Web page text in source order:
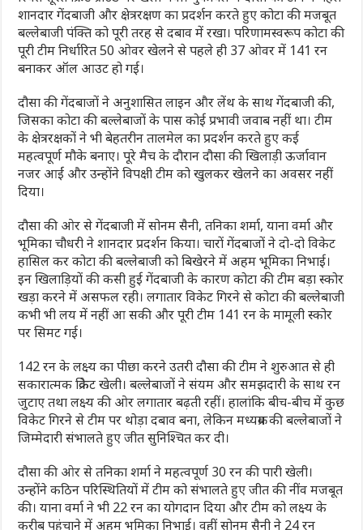
शानदार गेंदबाजी और क्षेत्ररक्षण का प्रदर्शन करते हुए कोटा की मजबूत
बल्लेबाजी पंक्ति को पूरी तरह से दबाव में रखा। परिणामस्वरूप कोटा की
पूरी टीम निर्धारित 50 ओवर खेलने से पहले ही 37 ओवर में 141 रन
बनाकर ऑल आउट हो गई।
दौसा की गेंदबाजों ने अनुशासित लाइन और लेंथ के साथ गेंदबाजी की,
जिसका कोटा की बल्लेबाजों के पास कोई प्रभावी जवाब नहीं था। टीम
के क्षेत्ररक्षकों ने भी बेहतरीन तालमेल का प्रदर्शन करते हुए कई
महत्वपूर्ण मौके बनाए। पूरे मैच के दौरान दौसा की खिलाड़ी ऊर्जावान
नजर आईं और उन्होंने विपक्षी टीम को खुलकर खेलने का अवसर नहीं
दिया।
दौसा की ओर से गेंदबाजी में सोनम सैनी, तनिका शर्मा, याना वर्मा और
भूमिका चौधरी ने शानदार प्रदर्शन किया। चारों गेंदबाजों ने दो-दो विकेट
हासिल कर कोटा की बल्लेबाजी को बिखेरने में अहम भूमिका निभाई।
इन खिलाड़ियों की कसी हुई गेंदबाजी के कारण कोटा की टीम बड़ा स्कोर
खड़ा करने में असफल रही। लगातार विकेट गिरने से कोटा की बल्लेबाजी
कभी भी लय में नहीं आ सकी और पूरी टीम 141 रन के मामूली स्कोर
पर सिमट गई।
142 रन के लक्ष्य का पीछा करने उतरी दौसा की टीम ने शुरुआत से ही
सकारात्मक क्रिकेट खेली। बल्लेबाजों ने संयम और समझदारी के साथ रन
जुटाए तथा लक्ष्य की ओर लगातार बढ़ती रहीं। हालांकि बीच-बीच में कुछ
विकेट गिरने से टीम पर थोड़ा दबाव बना, लेकिन मध्यक्रम की बल्लेबाजों ने
जिम्मेदारी संभालते हुए जीत सुनिश्चित कर दी।
दौसा की ओर से तनिका शर्मा ने महत्वपूर्ण 30 रन की पारी खेली।
उन्होंने कठिन परिस्थितियों में टीम को संभालते हुए जीत की नींव मजबूत
की। याना वर्मा ने भी 22 रन का योगदान दिया और टीम को लक्ष्य के
करीब पहुंचाने में अहम भूमिका निभाई। वहीं सोनम सैनी ने 24 रन